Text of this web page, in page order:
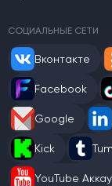
СОЦИАЛЬНЫЕ СЕТИ
Вконтакте
Facebook
Google
Kick
YouTube